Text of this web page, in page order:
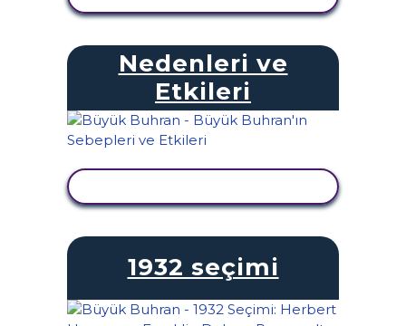
Nedenleri ve
Etkileri
1932 seçimi